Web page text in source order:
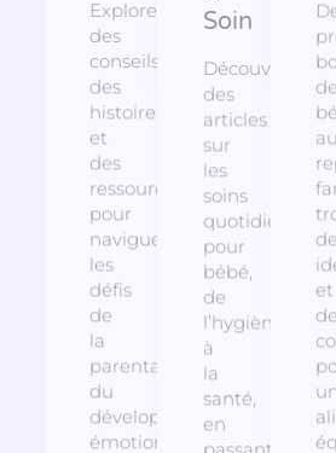
Explorez
des
conseils,
des
histoires
et
des
ressources
pour
naviguer
les
défis
de
la
parentalité,
du
développement
émotionnel
Soin
Découvrez
des
articles
sur
les
soins
quotidiens
pour
bébé,
de
l’hygiène
à
la
santé,
en
de
et